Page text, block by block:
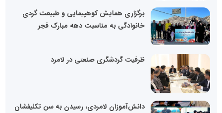
برگزاری همایش کوهپیمایی و طبیعت گردی
خانوادگی به مناسبت دهه مبارک فجر
ظرفیت گردشگری صنعتی در لامرد
دانش‌آموزان لامردی، رسیدن به سن تکلیفشان